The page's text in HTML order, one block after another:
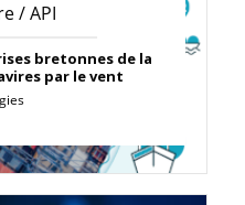
/ API
bretonnes de la
par le vent